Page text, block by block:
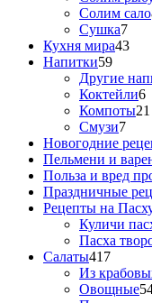
Солим сало
Сушка7
Кухня мира43
Напитки59
Другие
Коктейли6
Компоты21
Смузи7
Новогодние
Пельмени и
Польза и вред
Праздничные
Рецепты на
Куличи
Пасха
Салаты417
Из
Овощные